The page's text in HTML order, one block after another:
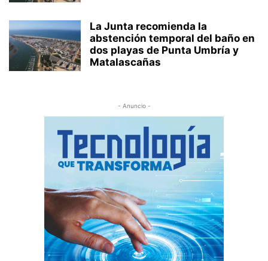
La Junta recomienda la
abstención temporal del baño en
dos playas de Punta Umbría y
Matalascañas
- Anuncio -